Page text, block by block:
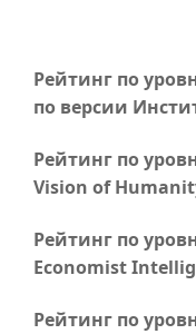
Рейтинг по
по версии
Рейтинг по
Vision of
Рейтинг по
Economist
Рейтинг по